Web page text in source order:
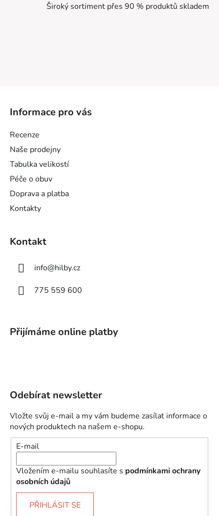
Široký sortiment přes 90 % produktů skladem
Informace pro vás
Recenze
Naše prodejny
Tabulka velikostí
Péče o obuv
Doprava a platba
Kontakty
Kontakt
info@hilby.cz
775 559 600
Přijímáme online platby
Odebírat newsletter
Vložte svůj e-mail a my vám budeme zasílat informace o
nových produktech na našem e-shopu.
E-mail
Vložením e-mailu souhlasíte s podmínkami ochrany
osobních údajů
PŘIHLÁSIT SE